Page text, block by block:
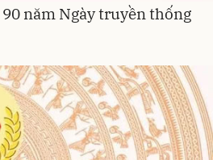
năm Ngày truyền thống